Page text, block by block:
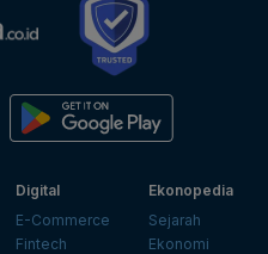
Digital
E-Commerce
Fintech
Ekonopedia
Sejarah
Ekonomi